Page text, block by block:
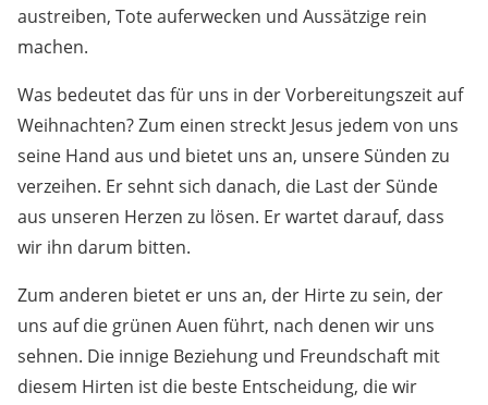
austreiben, Tote auferwecken und Aussätzige rein
machen.
Was bedeutet das für uns in der Vorbereitungszeit auf
Weihnachten? Zum einen streckt Jesus jedem von uns
seine Hand aus und bietet uns an, unsere Sünden zu
verzeihen. Er sehnt sich danach, die Last der Sünde
aus unseren Herzen zu lösen. Er wartet darauf, dass
wir ihn darum bitten.
Zum anderen bietet er uns an, der Hirte zu sein, der
uns auf die grünen Auen führt, nach denen wir uns
sehnen. Die innige Beziehung und Freundschaft mit
diesem Hirten ist die beste Entscheidung, die wir